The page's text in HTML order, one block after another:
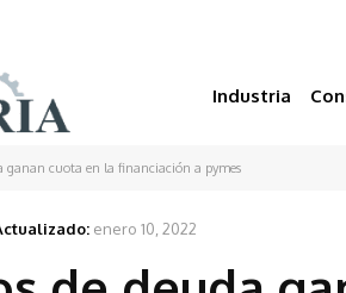
Industria
ganan cuota en la financiación a pymes
enero 10, 2022